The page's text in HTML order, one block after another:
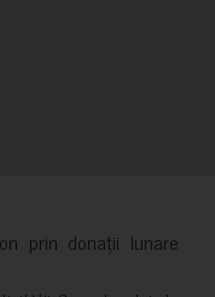
prin donații lunare